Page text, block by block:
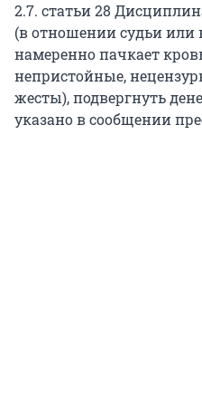
2.7. статьи 28
(в отношении судьи или
намеренно пачкает
непристойные,
жесты), подвергнуть
указано в сообщении